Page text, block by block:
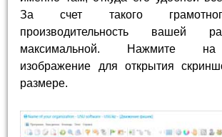
За счет такого
производительность вашей
максимальной. Нажмите на
изображение для открытия
размере.